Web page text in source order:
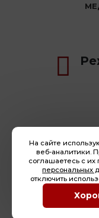
МАГАЗИН
На сайте
веб-аналитики.
соглашаетесь с
персональных
отключить